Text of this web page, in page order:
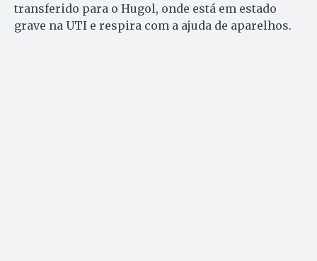
transferido para o Hugol, onde está em estado
grave na UTI e respira com a ajuda de aparelhos.